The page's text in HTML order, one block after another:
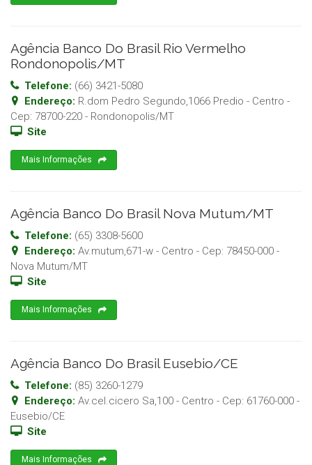
Agência Banco Do Brasil Rio Vermelho
Rondonopolis/MT
Telefone: (66) 3421-5080
Endereço: R.dom Pedro Segundo,1066 Predio - Centro -
Cep: 78700-220 - Rondonopolis/MT
Site
Mais Informações
Agência Banco Do Brasil Nova Mutum/MT
Telefone: (65) 3308-5600
Endereço: Av.mutum,671-w - Centro - Cep: 78450-000 -
Nova Mutum/MT
Site
Mais Informações
Agência Banco Do Brasil Eusebio/CE
Telefone: (85) 3260-1279
Endereço: Av.cel.cicero Sa,100 - Centro - Cep: 61760-000 -
Eusebio/CE
Site
Mais Informações